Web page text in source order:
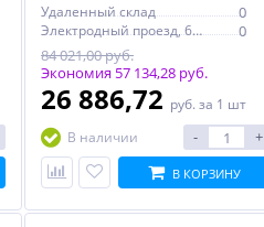
Удаленный склад 0
Электродный проезд, 6с1
0
84 021,00 руб.
Экономия 57 134,28 руб.
26 886,72 руб. за 1 шт
В наличии
- +
В КОРЗИНУ